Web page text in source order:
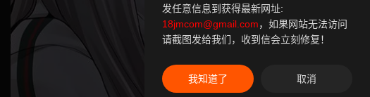
发任意信息到获得最新网址:
18jmcom@gmail.com，如果网站无法访问
请截图发给我们，收到信会立刻修复！
我知道了 取消